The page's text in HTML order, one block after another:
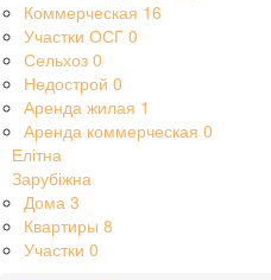
Коммерческая 16
Участки ОСГ 0
Сельхоз 0
Недострой 0
Аренда жилая 1
Аренда коммерческая 0
Елітна
Зарубіжна
Дома 3
Квартиры 8
Участки 0